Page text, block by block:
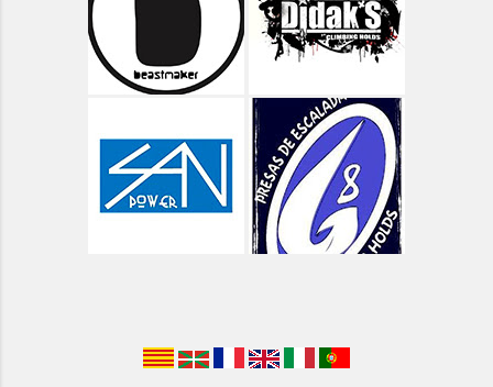
Asturias
Asturias - Circular Lagos de Covadonga
Asturias - Oriente - Carbes
Asturias - Oriente - Cuevas del Mar
Asturias - Oriente - Las Cabadas
Asturias - Oviedo - Teverga
Asturias - Ruta de Las Xanas